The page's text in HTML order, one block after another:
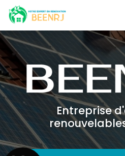
Aller
au
contenu
principal
Entreprise